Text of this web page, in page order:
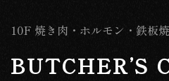
10F 焼き肉・ホルモン・鉄板
BUTCHER’S